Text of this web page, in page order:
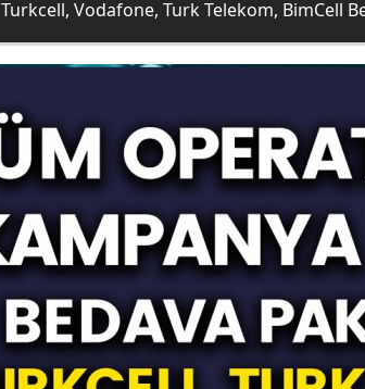
Turkcell, Vodafone, Turk Telekom, BimCell